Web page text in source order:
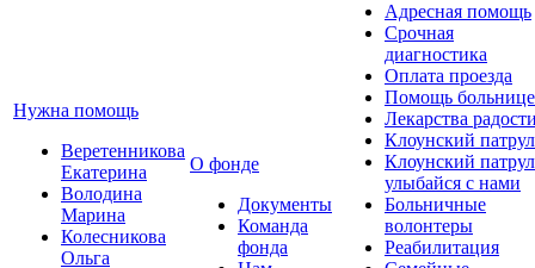
Нужна помощь
Веретенникова
Екатерина
Володина
Марина
Колесникова
Ольга
О фонде
Документы
Команда
фонда
Адресная помощь
Срочная
диагностика
Оплата проезда
Помощь больнице
Лекарства
Клоунский
Клоунский
улыбайся с нами
Больничные
волонтеры
Реабилитация